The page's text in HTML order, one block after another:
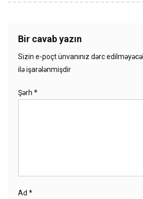
Bir cavab yazın
Sizin e-poçt ünvanınız dərc
ilə işarələnmişdir
Şərh *
Ad *